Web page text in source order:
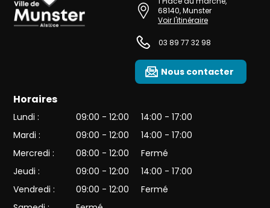
68140,Munster
Voir l'itinéraire
03 89 77 32 98
Nous contacter
Horaires
Lundi : 09:00 - 12:00
14:00 - 17:00
Mardi :
09:00 - 12:00
14:00 - 17:00
Mercredi :
08:00 - 12:00
Fermé
Jeudi :
09:00 - 12:00
14:00 - 17:00
Vendredi :
09:00 - 12:00
Fermé